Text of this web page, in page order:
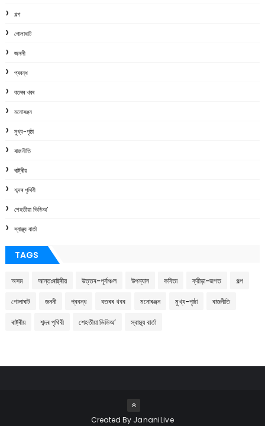
গল্প
গোলাঘাট
জননী
প্ৰবন্ধ
বতৰৰ খবৰ
মনোৰঞ্জন
মুখ্য-পৃষ্ঠা
ৰাজনীতি
ৰাষ্ট্ৰীয়
শব্দৰ পৃথিবী
শেহতীয়া ভিডিঅ’
স্বাস্থ্য বাৰ্তা
TAGS
অসম আন্তঃৰাষ্ট্ৰীয় উত্তৰ-পূৰ্বাঞ্চল উপন্যাস কবিতা ক্রীড়া-জগত গল্প
গোলাঘাট জননী প্ৰবন্ধ বতৰৰ খবৰ মনোৰঞ্জন মুখ্য-পৃষ্ঠা ৰাজনীতি
ৰাষ্ট্ৰীয় শব্দৰ পৃথিবী শেহতীয়া ভিডিঅ’ স্বাস্থ্য বাৰ্তা
Created By JananiLive